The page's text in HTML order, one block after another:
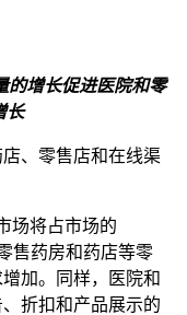
的增长促进医院和零
长
、零售店和在线渠
场将占市场的
售药房和药店等零
加。同样，医院和
折扣和产品展示的